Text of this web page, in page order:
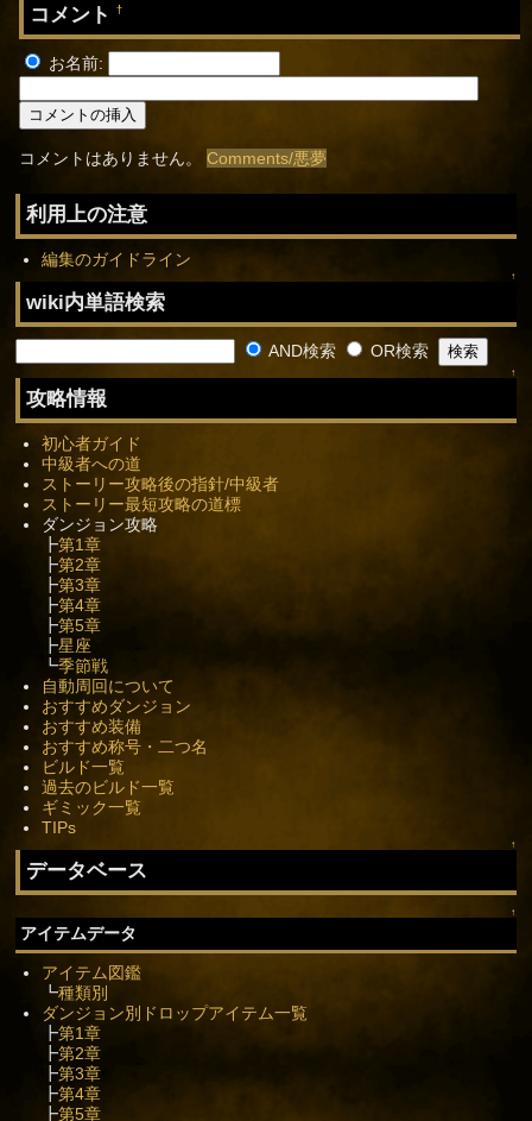
コメント†
お名前:
コメントはありません。Comments/悪夢
利用上の注意
編集のガイドライン
↑
wiki内単語検索
AND検索 OR検索
↑
攻略情報
初心者ガイド
中級者への道
ストーリー攻略後の指針/中級者
ストーリー最短攻略の道標
ダンジョン攻略
┣第1章
┣第2章
┣第3章
┣第4章
┣第5章
┣星座
┗季節戦
自動周回について
おすすめダンジョン
おすすめ装備
おすすめ称号・二つ名
ビルド一覧
過去のビルド一覧
ギミック一覧
TIPs
↑
データベース
↑
アイテムデータ
アイテム図鑑
┗種類別
ダンジョン別ドロップアイテム一覧
┣第1章
┣第2章
┣第3章
┣第4章
┣第5章